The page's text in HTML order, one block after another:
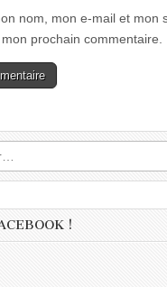
nom, mon e-mail et mon
prochain commentaire.
!